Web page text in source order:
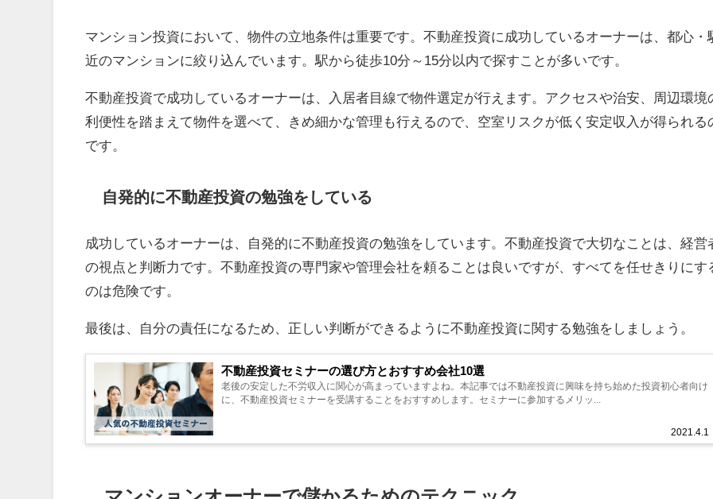
マンション投資において、物件の立地条件は重要です。不動産投資に成功しているオーナーは、都心・
近のマンションに絞り込んでいます。駅から徒歩10分～15分以内で探すことが多いです。
不動産投資で成功しているオーナーは、入居者目線で物件選定が行えます 。アクセスや治安、周辺環境
利便性を踏まえて物件を選べて、きめ細かな管理も行えるので、空室リスクが低く安定収入が得られる
です。
自発的に不動産投資の勉強をしている
成功しているオーナーは、自発的に不動産投資の勉強をしています。不動産投資で大切なことは、経営
の視点と判断力です。不動産投資の専門家や管理会社を頼ることは良いですが、すべてを任せきりにす
のは危険です。
最後は、自分の責任になるため、正しい判断ができるように不動産投資に関する勉強をしましょう。
不動産投資セミナーの選び方とおすすめ会社10選
2021.4.1
老後の安定した不労収入に関心が高まっていますよね。本記事では不動産投資に興味を持ち始めた投資初心者向け
に、不動産投資セミナーを受講することをおすすめします。セミナーに参加するメリッ...